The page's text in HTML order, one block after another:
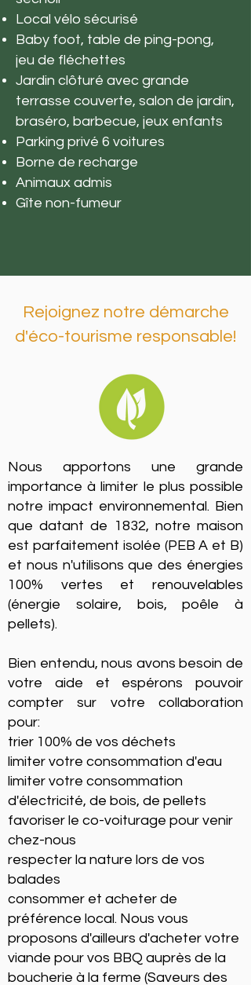
Local vélo sécurisé
Baby foot, table de ping-pong,
jeu de fléchettes
Jardin clôturé avec grande
terrasse couverte, salon de jardin,
braséro, barbecue, jeux enfants
Parking privé 6 voitures
Borne de recharge
Animaux admis
Gîte non-fumeur
Rejoignez notre démarche
d'éco-tourisme responsable!
Nous apportons une grande
importance à limiter le plus possible
notre impact environnemental. Bien
que datant de 1832, notre maison
est parfaitement isolée (PEB A et B)
et nous n'utilisons que des énergies
100% vertes et renouvelables
(énergie solaire, bois, poêle à
pellets).
Bien entendu, nous avons besoin de
votre aide et espérons pouvoir
compter sur votre collaboration
pour:
trier 100% de vos déchets
limiter votre consommation d'eau
limiter votre consommation
d'électricité, de bois, de pellets
favoriser le co-voiturage pour venir
chez-nous
respecter la nature lors de vos
balades
consommer et acheter de
préférence local. Nous vous
proposons d'ailleurs d'acheter votre
viande pour vos BBQ auprès de la
boucherie à la ferme (Saveurs des